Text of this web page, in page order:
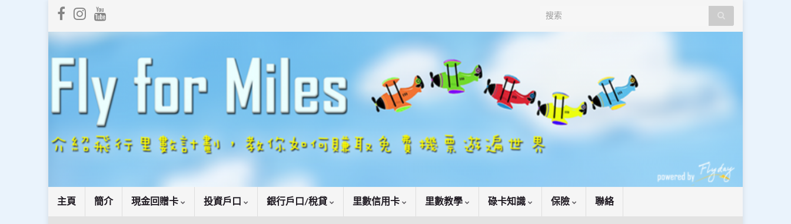
Search for:
主頁 簡介 現金回贈卡 投資戶口 銀行戶口/稅貸 里數信用卡 里數教學 碌卡知識 保險 聯絡